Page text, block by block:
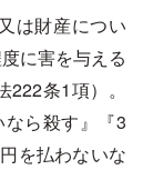
は財産につい
に害を与える
条1項）。
ら殺す』『3
を払わないな